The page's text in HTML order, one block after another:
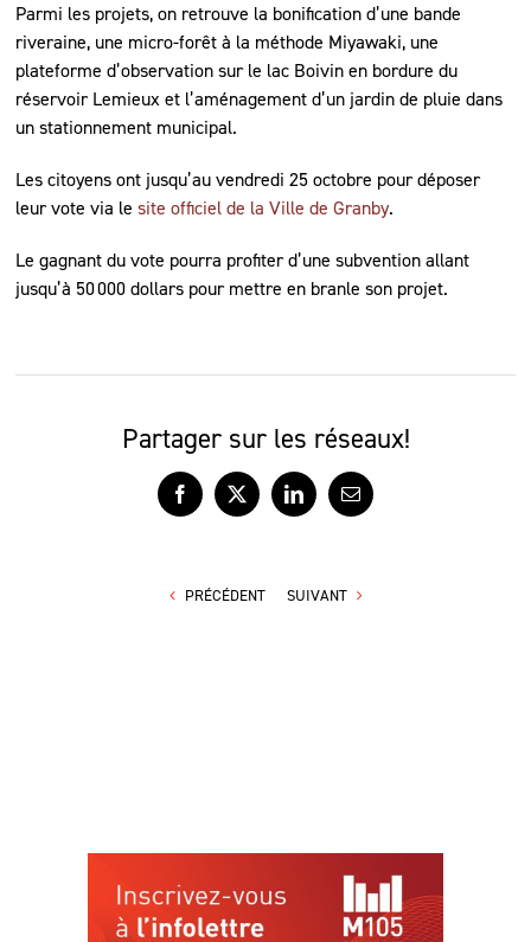
Parmi les projets, on retrouve la bonification d’une bande
riveraine, une micro-forêt à la méthode Miyawaki, une
plateforme d’observation sur le lac Boivin en bordure du
réservoir Lemieux et l’aménagement d’un jardin de pluie dans
un stationnement municipal.
Les citoyens ont jusqu’au vendredi 25 octobre pour déposer
leur vote via lesite officiel de la Ville de Granby.
Le gagnant du vote pourra profiter d’une subvention allant
jusqu’à 50 000 dollars pour mettre en branle son projet.
Partager sur les réseaux!
Facebook
X LinkedInCourriel
PRÉCÉDENT SUIVANT